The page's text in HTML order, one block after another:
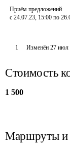
Приём предложений
с 24.07.23, 15:00 по
1 Изменён 27 июл
Стоимость
1 500
Маршруты и